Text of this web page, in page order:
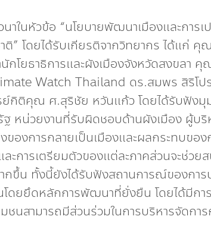
นาในหัวข้อ “นโยบายพัฒนาเมืองและกา
ติ” โดยได้รับเกียรติจากวิทยากร ได้แก่
นักโยธาธิการและผังเมืองจังหวัดสงขล
Watch Thailand ดร.สมพร สิริโ
ย์กิติคุณ ศ.สุริชัย หวันแก้ว โดยได้รับฟัง
หน่วยงานที่รับผิดชอบด้านผังเมือง ผู้บริ
ของการกลายเป็นเมืองและผลกระทบขอ
ะการเตรียมตัวของแต่ละภาคส่วนจะช่ว
กขึ้น ทั้งนี้ยังได้รับฟังสถานการณ์ของกา
ดยยึดหลักการพัฒนาที่ยั่งยืน โดยได้มีกา
ชนสามารถมีส่วนร่วมในการบริหารจัดกา